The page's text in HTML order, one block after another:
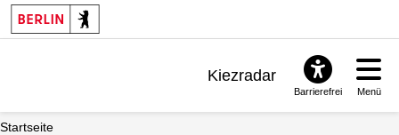
Kiezradar
Barrierefrei Menü
Startseite